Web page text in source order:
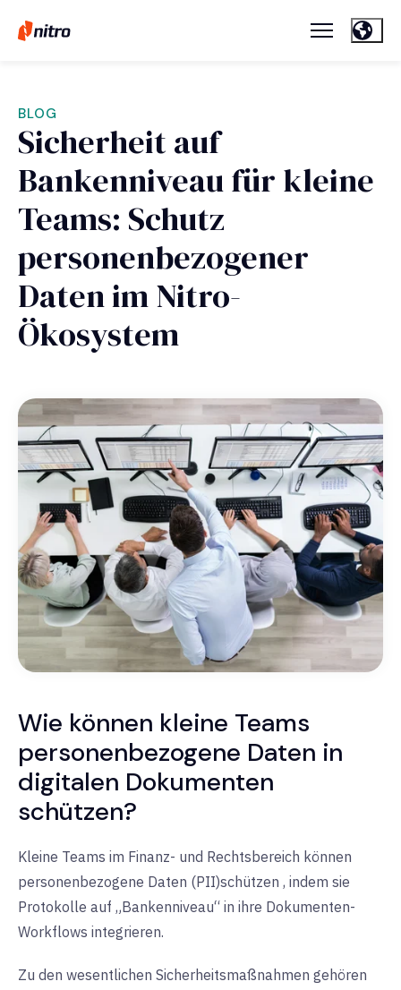
BLOG
Sicherheit auf
Bankenniveau für kleine
Teams: Schutz
personenbezogener
Daten im Nitro-
Ökosystem
Wie können kleine Teams
personenbezogene Daten in
digitalen Dokumenten
schützen?
Kleine Teams im Finanz- und Rechtsbereich können
personenbezogene Daten (PII)schützen , indem sie
Protokolle auf „Bankenniveau“ in ihre Dokumenten-
Workflows integrieren.
Zu den wesentlichen Sicherheitsmaßnahmen gehören